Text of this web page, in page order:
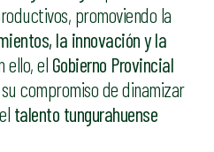
promoviendo la
la innovación y la
ello, el Gobierno Provincial
compromiso de dinamizar
talento tungurahuense